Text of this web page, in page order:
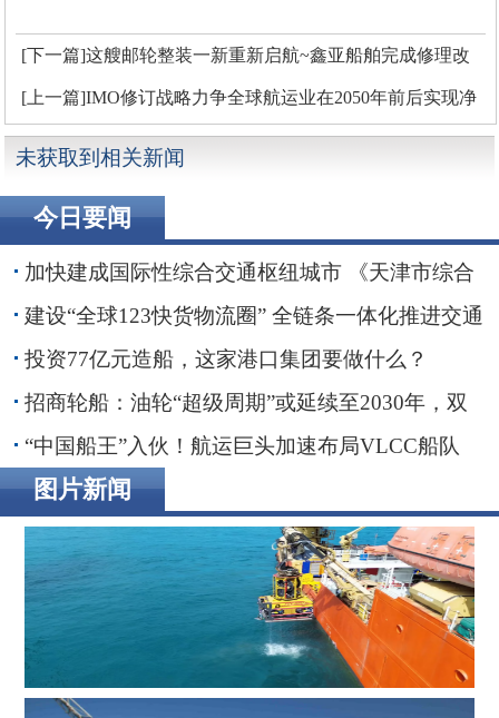
[下一篇]这艘邮轮整装一新重新启航~鑫亚船舶完成修理改
装[上一篇]IMO修订战略力争全球航运业在2050年前后实现净
零排放
未获取到相关新闻
今日要闻
加快建成国际性综合交通枢纽城市 《天津市综合
交通运输“十五五”规划》印发
建设“全球123快货物流圈” 全链条一体化推进交通
物流降本提质增效
投资77亿元造船，这家港口集团要做什么？
招商轮船：油轮“超级周期”或延续至2030年，双
海峡风险正在重塑全球航运
“中国船王”入伙！航运巨头加速布局VLCC船队
图片新闻